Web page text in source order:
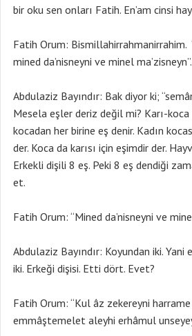
bir oku sen onları Fatih. En’am cinsi
Fatih Orum: Bismillahirrahmanirrahim.
mined da’nisneyni ve minel ma’zisneyn”.
Abdulaziz Bayındır: Bak diyor ki;
Mesela eşler deriz değil mi? Karı-koca
kocadan her birine eş denir. Kadın
der. Koca da karısı için eşimdir der.
Erkekli dişili 8 eş. Peki 8 eş dendiği
et.
Fatih Orum: “Mined da’nisneyni ve
Abdulaziz Bayındır: Koyundan iki. Yani
iki. Erkeği dişisi. Etti dört. Evet?
Fatih Orum: “Kul âz zekereyni
emmâştemelet aleyhi erhâmul